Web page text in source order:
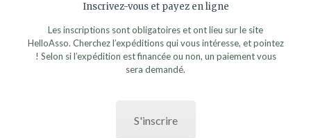
Inscrivez-vous et payez en ligne
Les inscriptions sont obligatoires et ont lieu sur le site
HelloAsso. Cherchez l’expéditions qui vous intéresse, et pointez
! Selon si l’expédition est financée ou non, un paiement vous
sera demandé.
S'inscrire